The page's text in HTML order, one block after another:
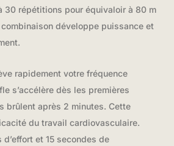
30 répétitions pour équivaloir à 80 m
développe puissance et
rapidement votre fréquence
s’accélère dès les premières
brûlent après 2 minutes. Cette
du travail cardiovasculaire.
et 15 secondes de